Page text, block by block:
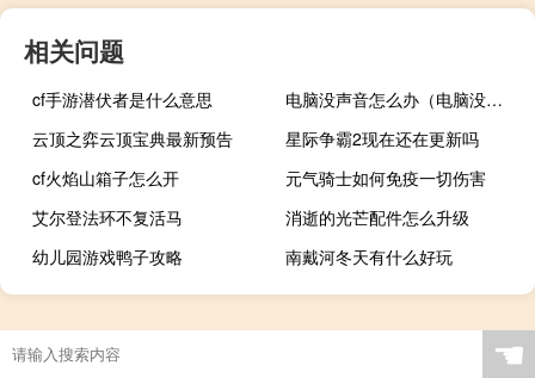
相关问题
cf手游潜伏者是什么意思
电脑没声音怎么办（电脑没声音怎么办）
云顶之弈云顶宝典最新预告
星际争霸2现在还在更新吗
cf火焰山箱子怎么开
元气骑士如何免疫一切伤害
艾尔登法环不复活马
消逝的光芒配件怎么升级
幼儿园游戏鸭子攻略
南戴河冬天有什么好玩
☚